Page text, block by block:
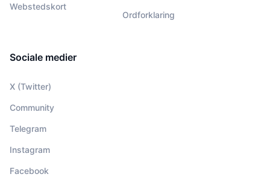
Webstedskort
Ordforklaring
Sociale medier
X (Twitter)
Community
Telegram
Instagram
Facebook